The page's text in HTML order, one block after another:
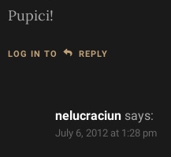
Pupici!
LOG IN TO REPLY
nelucraciun says:
July 6, 2012 at 1:28 pm